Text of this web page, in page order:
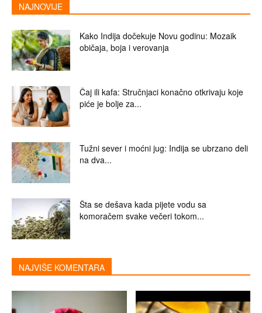
NAJNOVIJE
Kako Indija dočekuje Novu godinu: Mozaik
običaja, boja i verovanja
Čaj ili kafa: Stručnjaci konačno otkrivaju koje
piće je bolje za...
Tužni sever i moćni jug: Indija se ubrzano deli
na dva...
Šta se dešava kada pijete vodu sa
komoračem svake večeri tokom...
NAJVIŠE KOMENTARA